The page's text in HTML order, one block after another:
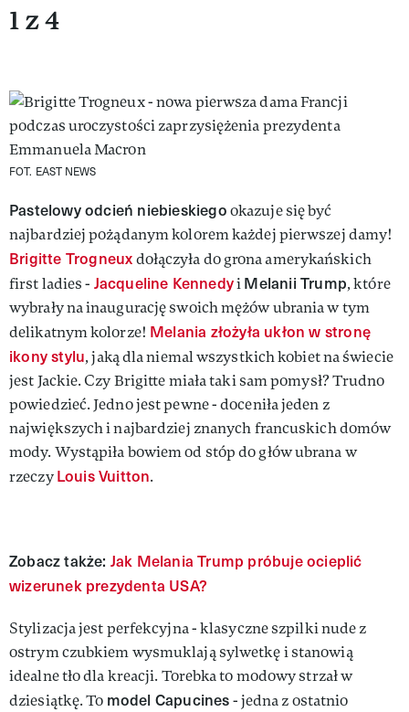
1 z 4
FOT. EAST NEWS
Pastelowy odcień niebieskiegookazuje się być
najbardziej pożądanym kolorem każdej pierwszej damy!
Brigitte Trogneuxdołączyła do grona amerykańskich
first ladies - Jacqueline KennedyiMelanii Trump, które
wybrały na inaugurację swoich mężów ubrania w tym
delikatnym kolorze! Melania złożyła ukłon w stronę
ikony stylu, jaką dla niemal wszystkich kobiet na świecie
jest Jackie. Czy Brigitte miała taki sam pomysł? Trudno
powiedzieć. Jedno jest pewne - doceniła jeden z
największych i najbardziej znanych francuskich domów
mody. Wystąpiła bowiem od stóp do głów ubrana w
rzeczyLouis Vuitton.
Zobacz także: Jak Melania Trump próbuje ocieplić
wizerunek prezydenta USA?
Stylizacja jest perfekcyjna - klasyczne szpilki nude z
ostrym czubkiem wysmuklają sylwetkę i stanowią
idealne tło dla kreacji. Torebka to modowy strzał w
dziesiątkę. To model Capucines- jedna z ostatnio